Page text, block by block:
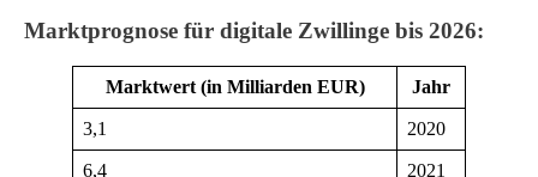
Marktprognose für digitale Zwillinge bis 2026:
Marktwert (in Milliarden EUR) Jahr
3,1 2020
6,4 2021